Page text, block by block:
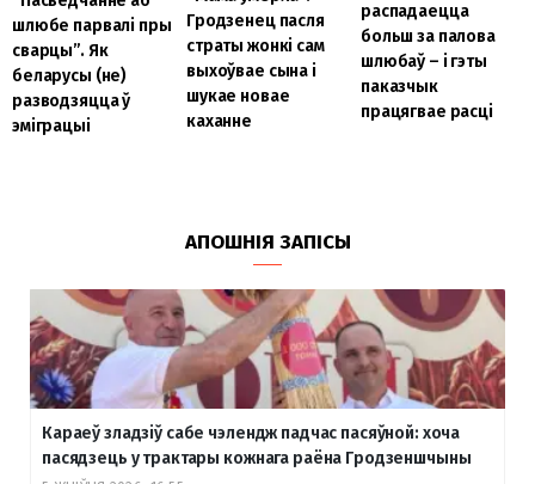
шлюбе парвалі пры
сварцы”. Як
беларусы (не)
разводзяцца ў
эміграцыі
Гродзенец пасля
страты жонкі сам
выхоўвае сына і
шукае новае
каханне
распадаецца
больш за палова
шлюбаў – і гэты
паказчык
працягвае расці
АПОШНІЯ ЗАПІСЫ
Караеў зладзіў сабе чэлендж падчас пасяўной: хоча
пасядзець у трактары кожнага раёна Гродзеншчыны